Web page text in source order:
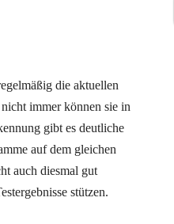
die aktuellen
immer können sie in
gibt es deutliche
auf dem gleichen
auch diesmal gut
stützen.